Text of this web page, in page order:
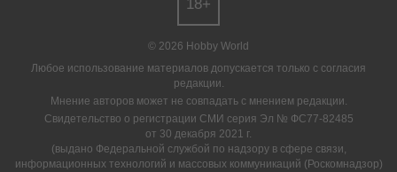
© 2026 Hobby World
Любое использование материалов допускается только с согласия
редакции.
Мнение авторов может не совпадать с мнением редакции.
Свидетельство о регистрации СМИ серия Эл № ФС77-82485
от 30 декабря 2021 г.
(выдано Федеральной службой по надзору в сфере связи,
информационных технологий и массовых коммуникаций (Роскомнадзор)
18+